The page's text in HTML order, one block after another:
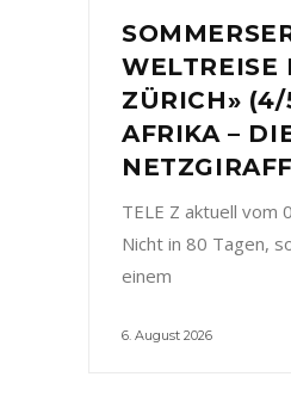
WELTREISE
ZÜRICH» (4/
AFRIKA –
TELE Z aktuell vom
Nicht in 80 Tagen,
einem
6. August 2026